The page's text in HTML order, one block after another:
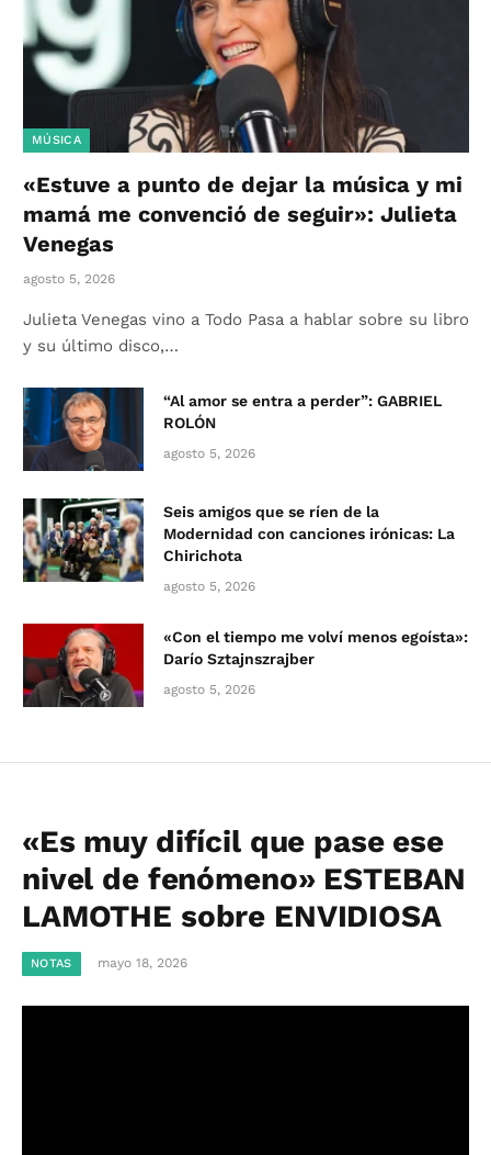
MÚSICA
«Estuve a punto de dejar la música y mi
mamá me convenció de seguir»: Julieta
Venegas
agosto 5, 2026
Julieta Venegas vino a Todo Pasa a hablar sobre su libro
y su último disco,…
“Al amor se entra a perder”: GABRIEL
ROLÓN
agosto 5, 2026
Seis amigos que se ríen de la
Modernidad con canciones irónicas: La
Chirichota
agosto 5, 2026
«Con el tiempo me volví menos egoísta»:
Darío Sztajnszrajber
agosto 5, 2026
«Es muy difícil que pase ese
nivel de fenómeno» ESTEBAN
LAMOTHE sobre ENVIDIOSA
NOTAS mayo 18, 2026